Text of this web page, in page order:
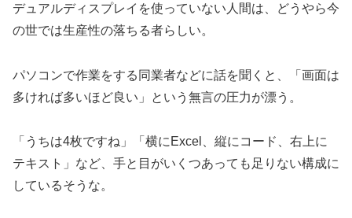
デュアルディスプレイを使っていない人間は、どうやら今
の世では生産性の落ちる者らしい。
パソコンで作業をする同業者などに話を聞くと、「画面は
多ければ多いほど良い」という無言の圧力が漂う。
「うちは4枚ですね」「横にExcel、縦にコード、右上に
テキスト」など、手と目がいくつあっても足りない構成に
しているそうな。